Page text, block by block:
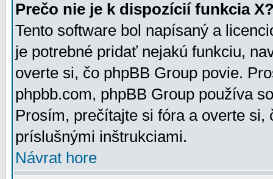
Prečo nie je k dispozícií funkcia
Tento software bol napísaný a
je potrebné pridať nejakú funkciu,
overte si, čo phpBB Group povie.
phpbb.com, phpBB Group používa
Prosím, prečítajte si fóra a overte
príslušnými inštrukciami.
Návrat hore